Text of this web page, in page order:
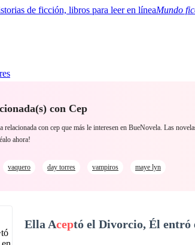
Mundo
SistemaFantasíaUrbanoLGBTQ+YA/TEEN
con Cep
relacionada con cep que más le interesen en BueNovela. Las
ahora!
vaquero day torres vampiros
maye lyn
Ella Aceptó el Divorcio, Él entró